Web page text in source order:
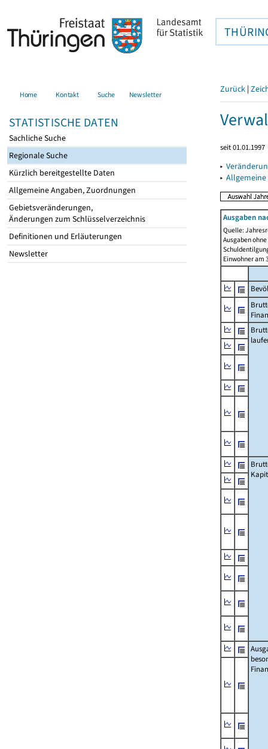
Home Kontakt Suche Newsletter
STATISTISCHE DATEN
Sachliche Suche
Regionale Suche
Kürzlich bereitgestellte Daten
Allgemeine Angaben, Zuordnungen
Gebietsveränderungen,
Änderungen zum Schlüsselverzeichnis
Definitionen und Erläuterungen
Newsletter
Zurück |
seit 01.01.1997
▸
▸
Ausgaben
Quelle:
Ausgaben
Einwohner am